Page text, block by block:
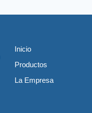
Inicio
Productos
La Empresa